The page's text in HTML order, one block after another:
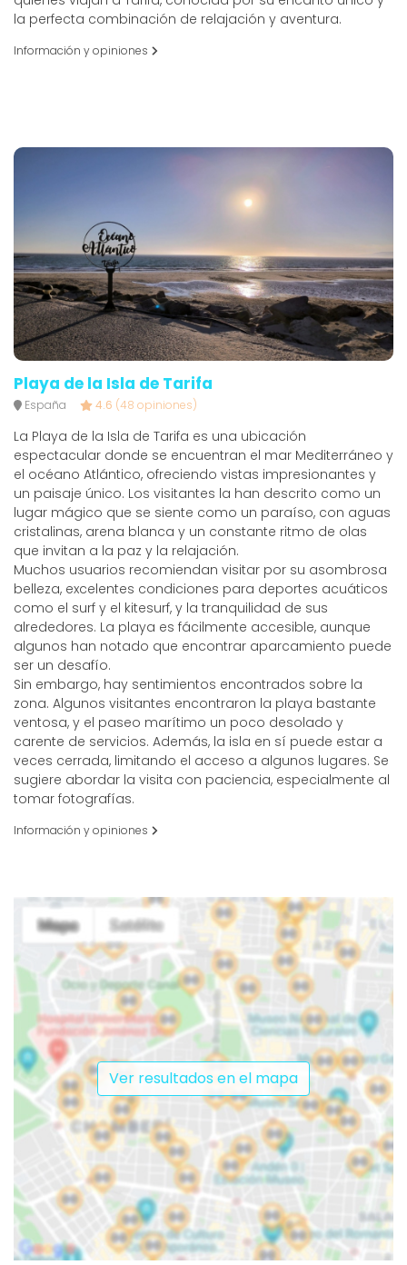
la perfecta combinación de relajación y aventura.
Información y opiniones
Playa de la Isla de Tarifa
España 4.6 (48 opiniones)
La Playa de la Isla de Tarifa es una ubicación
espectacular donde se encuentran el mar Mediterráneo y
el océano Atlántico, ofreciendo vistas impresionantes y
un paisaje único. Los visitantes la han descrito como un
lugar mágico que se siente como un paraíso, con aguas
cristalinas, arena blanca y un constante ritmo de olas
que invitan a la paz y la relajación.
Muchos usuarios recomiendan visitar por su asombrosa
belleza, excelentes condiciones para deportes acuáticos
como el surf y el kitesurf, y la tranquilidad de sus
alrededores. La playa es fácilmente accesible, aunque
algunos han notado que encontrar aparcamiento puede
ser un desafío.
Sin embargo, hay sentimientos encontrados sobre la
zona. Algunos visitantes encontraron la playa bastante
ventosa, y el paseo marítimo un poco desolado y
carente de servicios. Además, la isla en sí puede estar a
veces cerrada, limitando el acceso a algunos lugares. Se
sugiere abordar la visita con paciencia, especialmente al
tomar fotografías.
Información y opiniones
Ver resultados en el mapa